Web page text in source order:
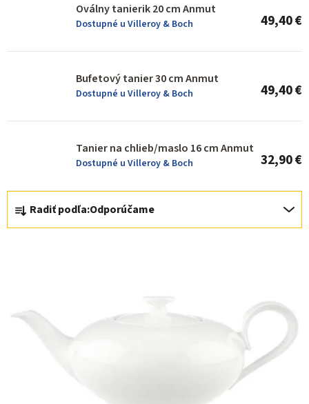
Oválny tanierik 20 cm Anmut
Dostupné u Villeroy & Boch 49,40 €
Bufetový tanier 30 cm Anmut
Dostupné u Villeroy & Boch 49,40 €
Tanier na chlieb/maslo 16 cm Anmut
Dostupné u Villeroy & Boch 32,90 €
R
a
Radiť podľa:Odporúčame
u
o